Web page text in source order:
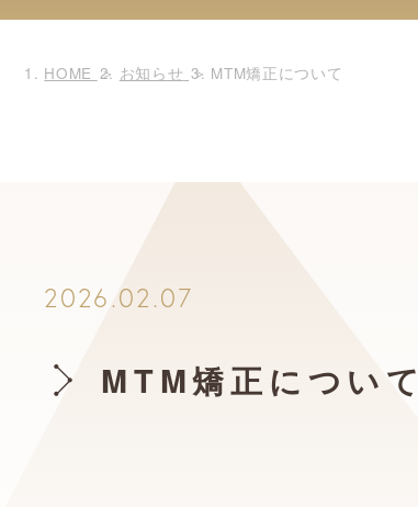
HOME お知らせ MTM矯正について
2026.02.07
MTM矯正について